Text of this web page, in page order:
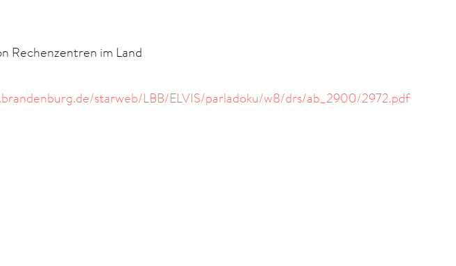
Rechenzentren im Land
starweb/LBB/ELVIS/parladoku/w8/drs/ab_2900/2972.pdf